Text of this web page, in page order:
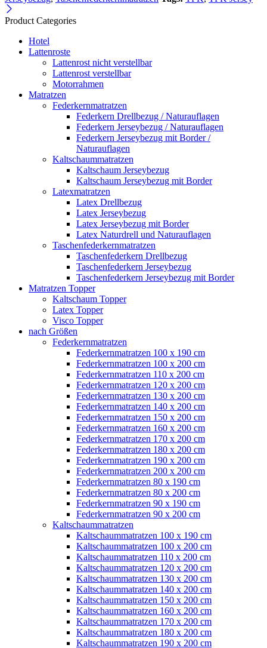
Product Categories
Hotel
Lattenroste
Lattenrost nicht verstellbar
Lattenrost verstellbar
Motorrahmen
Matratzen
Federkernmatratzen
Federkern Drellbezug / Naturauflagen
Federkern Jerseybezug / Naturauflagen
Federkern Jerseybezug mit Border /
Naturauflagen
Kaltschaummatratzen
Kaltschaum Jerseybezug
Kaltschaum Jerseybezug mit Border
Latexmatratzen
Latex Drellbezug
Latex Jerseybezug
Latex Jerseybezug mit Border
Latex Naturdrell und Naturauflagen
Taschenfederkernmatratzen
Taschenfederkern Drellbezug
Taschenfederkern Jerseybezug
Taschenfederkern Jerseybezug mit Border
Matratzen Topper
Kaltschaum Topper
Latex Topper
Visco Topper
nach Größen
Federkernmatratzen
Federkernmatratzen 100 x 190 cm
Federkernmatratzen 100 x 200 cm
Federkernmatratzen 110 x 200 cm
Federkernmatratzen 120 x 200 cm
Federkernmatratzen 130 x 200 cm
Federkernmatratzen 140 x 200 cm
Federkernmatratzen 150 x 200 cm
Federkernmatratzen 160 x 200 cm
Federkernmatratzen 170 x 200 cm
Federkernmatratzen 180 x 200 cm
Federkernmatratzen 190 x 200 cm
Federkernmatratzen 200 x 200 cm
Federkernmatratzen 80 x 190 cm
Federkernmatratzen 80 x 200 cm
Federkernmatratzen 90 x 190 cm
Federkernmatratzen 90 x 200 cm
Kaltschaummatratzen
Kaltschaummatratzen 100 x 190 cm
Kaltschaummatratzen 100 x 200 cm
Kaltschaummatratzen 110 x 200 cm
Kaltschaummatratzen 120 x 200 cm
Kaltschaummatratzen 130 x 200 cm
Kaltschaummatratzen 140 x 200 cm
Kaltschaummatratzen 150 x 200 cm
Kaltschaummatratzen 160 x 200 cm
Kaltschaummatratzen 170 x 200 cm
Kaltschaummatratzen 180 x 200 cm
Kaltschaummatratzen 190 x 200 cm